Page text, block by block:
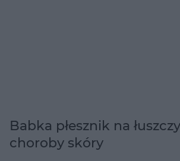
Babka płesznik na
choroby skóry